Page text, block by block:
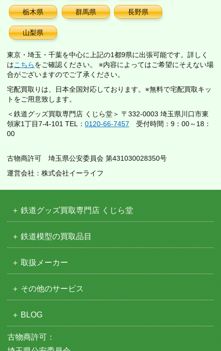
栃木県 群馬県 長野県
山梨県
東京・埼玉・千葉を中心に上記の1都9県に出張可能です。詳しく
はこちらをご確認ください。 ※内容によってはご希望にそえない場
合がございますのでご了承ください。
宅配買取りは、日本全国対応しております。※無料で宅配買取キッ
トをご用意致します。
＜鉄道グッズ買取専門店 くじら堂＞ 〒332-0003 埼玉県川口市東
領家1丁目7-4-101 TEL： 0120-66-7457 受付時間：9：00～18：
00
古物商許可 埼玉県公安委員会 第431030028350号
運営会社：株式会社イーライフ
鉄道グッズ買取専門店 くじら堂
鉄道模型の買取品目
取扱メーカー
その他のサービス
BLOG
古物商許可：